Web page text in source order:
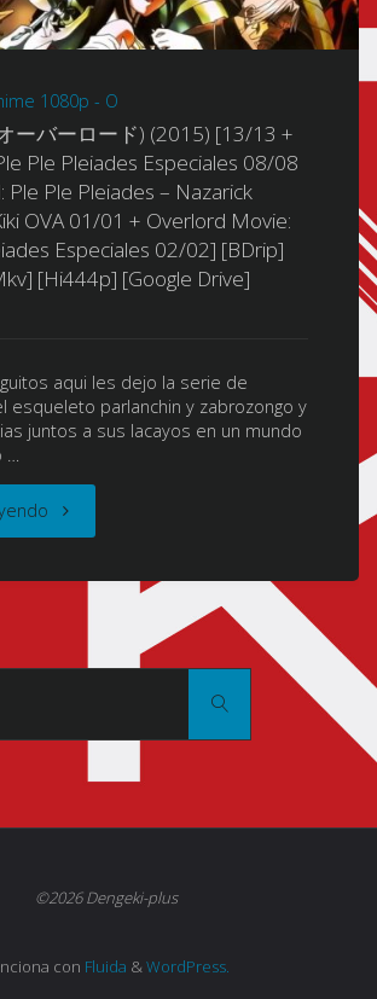
1080p - O
ーバーロード) (2015) [13/13 +
Ple Pleiades Especiales 08/08
Ple Ple Pleiades – Nazarick
OVA 01/01 + Overlord Movie:
Especiales 02/02] [BDrip]
[Hi444p] [Google Drive]
aqui les dejo la serie de
esqueleto parlanchin y zabrozongo y
juntos a sus lacayos en un mundo
…
"Overlord
バ
[13/13
Buscar:
Buscar
©2026 Dengeki-plus
con Fluida &WordPress.